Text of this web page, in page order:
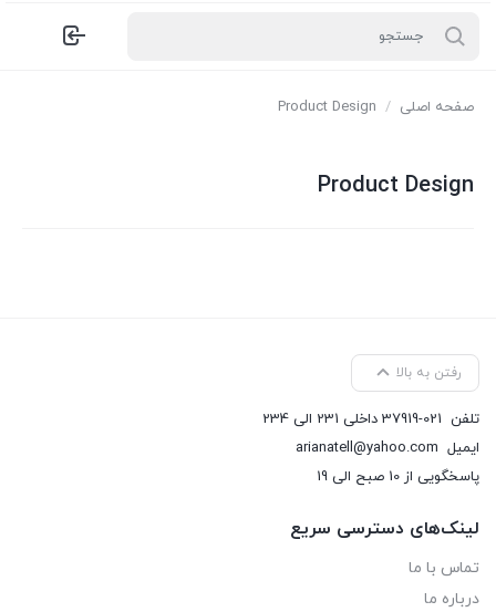
صفحه اصلی /
Product Design
Product Design
رفتن به بالا
تلفن 37919-021 داخلی 231 الی 234
ایمیل arianatell@yahoo.com
پاسخگویی از 10 صبح الی 19
لینک‌های دسترسی سریع
تماس با ما
درباره ما